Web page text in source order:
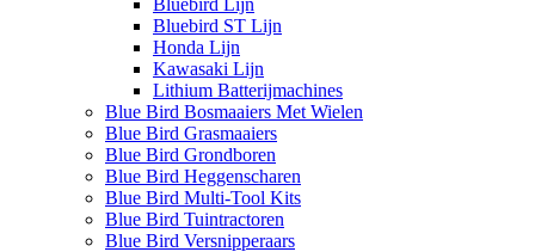
Bluebird ST Lijn
Honda Lijn
Kawasaki Lijn
Lithium Batterijmachines
Blue Bird Bosmaaiers Met Wielen
Blue Bird Grasmaaiers
Blue Bird Grondboren
Blue Bird Heggenscharen
Blue Bird Multi-Tool Kits
Blue Bird Tuintractoren
Blue Bird Versnipperaars